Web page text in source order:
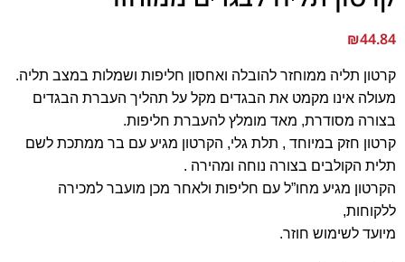
₪44.84
קרטון תליה ממוחזר להובלה ואחסון חליפות ושמלות במצב תליה.
מעולה אינו מקמט את הבגדים מקל על תהליך העברת הבגדים
בצורה מסודרת, מאד מומלץ להעברת חליפות.
קרטון חזק במיוחד , תלת גלי, הקרטון מגיע עם בר ממתכת לשם
תלית הקולבים בצורה נוחה ומהירה .
הקרטון מגיע מחו”ל עם חליפות ולאחר מכן מועבר למכירה
ללקוחות,
מיועד לשימוש חוזר.